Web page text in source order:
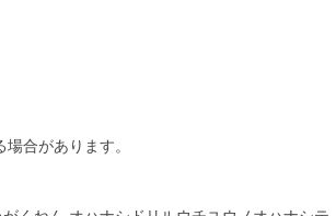
合があります。